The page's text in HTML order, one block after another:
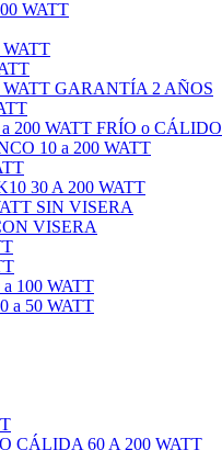
WATT
GARANTÍA 2 AÑOS
200 WATT FRÍO o CÁLIDO
10 a 200 WATT
30 A 200 WATT
SIN VISERA
VISERA
100 WATT
a 50 WATT
CÁLIDA 60 A 200 WATT